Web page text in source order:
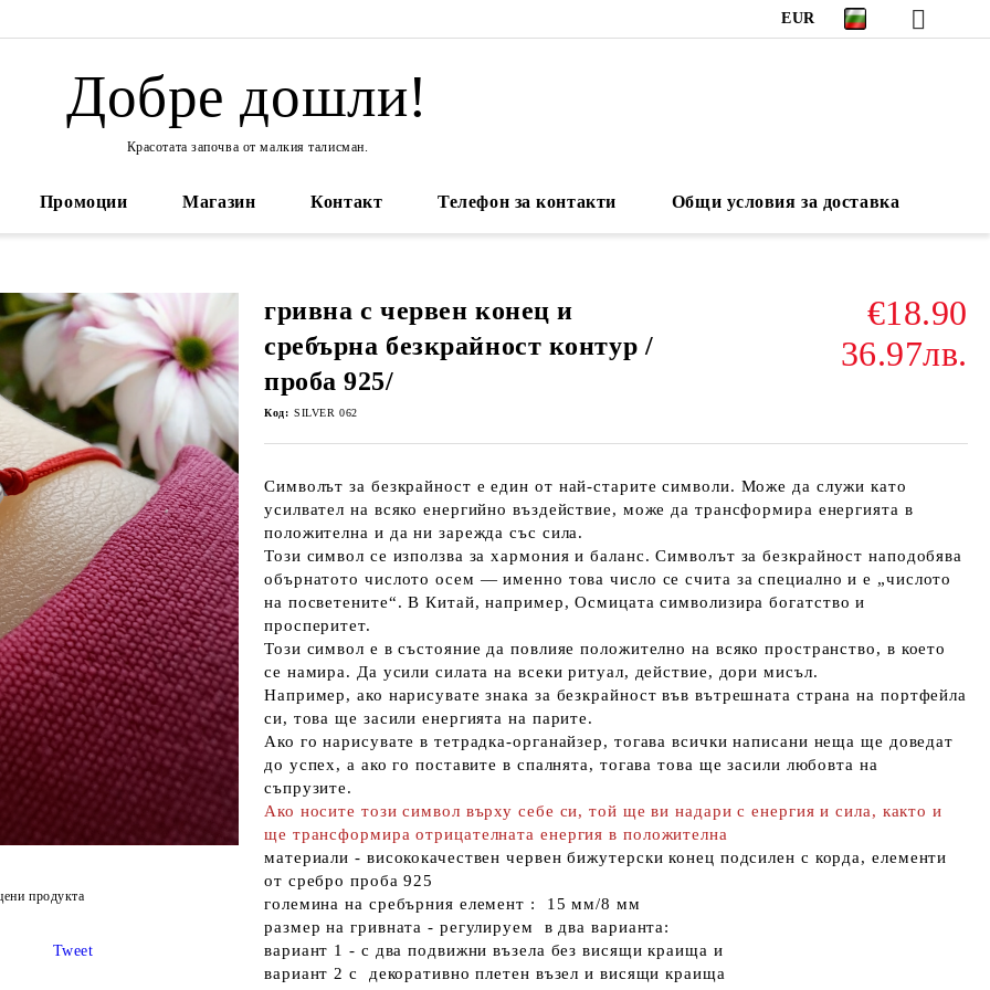
EUR
Добре дошли!
Красотата започва от малкия талисман.
Промоции Магазин Контакт Телефон за контакти Общи условия за доставка
гривна с червен конец и
сребърна безкрайност контур /
проба 925/
€18.90
36.97лв.
Код: SILVER 062
Символът за безкрайност е един от най-старите символи. Може да служи като
усилвател на всяко енергийно въздействие, може да трансформира енергията в
положителна и да ни зарежда със сила.
Този символ се използва захармония и баланс. Символът за безкрайност наподобява
обърнатото числото осем — именно това число се счита за специално и е „числото
на посветените“. В Китай, например, Осмицата символизирабогатство и
просперитет.
Този символ е в състояние да повлияе положително на всяко пространство, в което
се намира. Да усили силата на всеки ритуал, действие, дори мисъл.
Например, ако нарисувате знака за безкрайност във вътрешната страна на портфейла
си, това ще засили енергията на парите.
Ако го нарисувате в тетрадка-органайзер, тогава всички написани неща ще доведат
до успех, а ако го поставите в спалнята, тогава това ще засили любовта на
съпрузите.
Ако носите този символ върху себе си, той ще ви надари с енергия и сила, както и
ще трансформира отрицателната енергия в положителна
материали - висококачествен червен бижутерски конец подсилен с корда, елементи
от сребро проба 925
големина на сребърния елемент : 15 мм/8 мм
размер на гривната - регулируем в два варианта:
вариант 1 - с два подвижни възела без висящи краища и
вариант 2 с декоративно плетен възел и висящи краища
продукта
Tweet